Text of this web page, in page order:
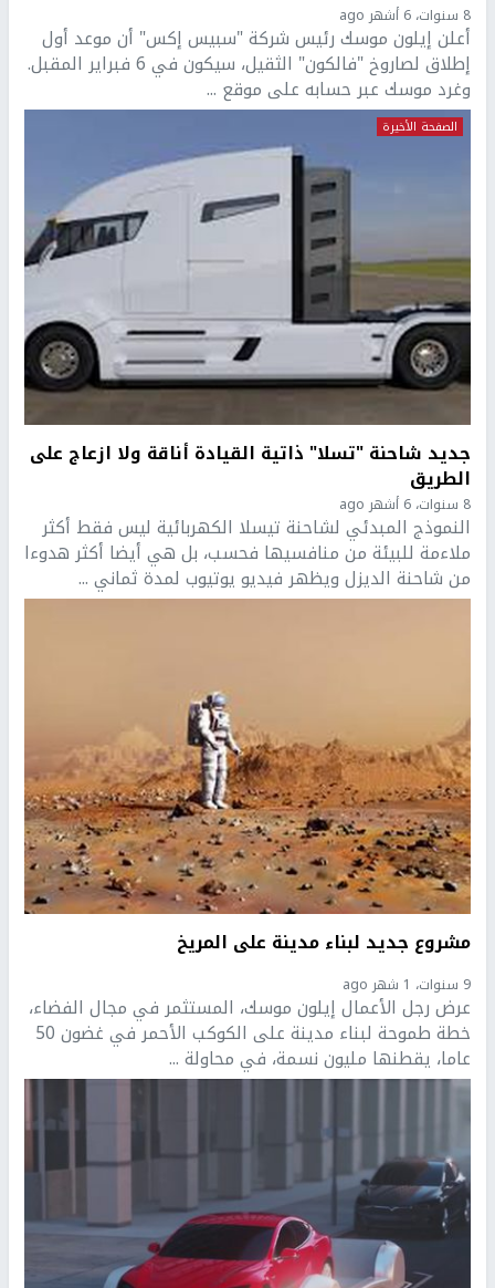
8 سنوات، 6 أشهر ago
أعلن إيلون موسك رئيس شركة "سبيس إكس" أن موعد أول
إطلاق لصاروخ "فالكون" الثقيل، سيكون في 6 فبراير المقبل.
وغرد موسك عبر حسابه على موقع ...
الصفحة الأخيرة
جديد شاحنة "تسلا" ذاتية القيادة أناقة ولا ازعاج على
الطريق
8 سنوات، 6 أشهر ago
النموذج المبدئي لشاحنة تيسلا الكهربائية ليس فقط أكثر
ملاءمة للبيئة من منافسيها فحسب، بل هي أيضا أكثر هدوءا
من شاحنة الديزل ويظهر فيديو يوتيوب لمدة ثماني ...
مشروع جديد لبناء مدينة على المريخ
9 سنوات، 1 شهر ago
عرض رجل الأعمال إيلون موسك، المستثمر في مجال الفضاء،
خطة طموحة لبناء مدينة على الكوكب الأحمر في غضون 50
عاما، يقطنها مليون نسمة، في محاولة ...